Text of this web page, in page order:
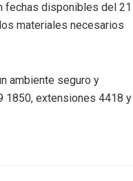
fechas disponibles del 21
materiales necesarios
ambiente seguro y
1850, extensiones 4418 y